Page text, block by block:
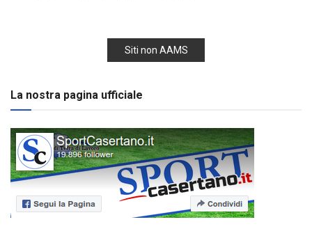
Siti non AAMS
La nostra pagina ufficiale